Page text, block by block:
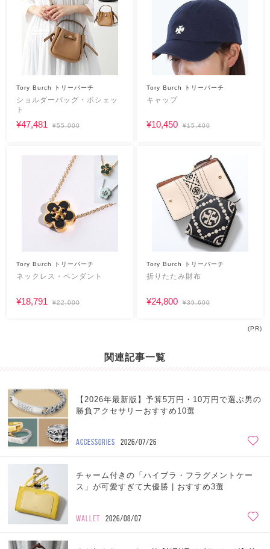
Tory Burch トリーバーチ
ショルダーバッグ・ポシェッ
ト
¥47,481 ¥55,000
Tory Burch トリーバーチ
キャップ
¥10,450 ¥15,400
Tory Burch トリーバーチ
ネックレス・ペンダント
¥18,791 ¥22,000
Tory Burch トリーバーチ
折りたたみ財布
¥24,800 ¥39,600
(PR)
関連記事一覧
【2026年最新版】予算5万円・10万円で選ぶ男の
勝負アクセサリーおすすめ10選
ACCESSORIES 2026/07/26
チャーム付きの「ハイブラ・フラグメントケー
ス」が可愛すぎて大優勝 | おすすめ3選
WALLET 2026/08/07